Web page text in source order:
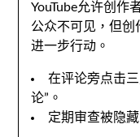
YouTube允许创作
公众不可见 ，但创
进一步行动 。
在评论旁点击
论” 。
定期审查被隐